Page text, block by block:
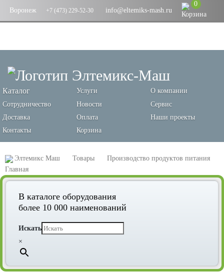
Воронеж +7 (473) 229-52-30 info@eltemiks-mash.ru
0
Каталог Услуги
О компании
Сотрудничество
Новости
Сервис
Доставка
Оплата
Наши проекты
Контакты
Корзина
Элтемикс Маш Товары Производство продуктов питания
Аппарат для изготовления пельменей и вареников СД-800
MONOBLOCK
В каталоге оборудования
более 10 000 наименований
Искать
×